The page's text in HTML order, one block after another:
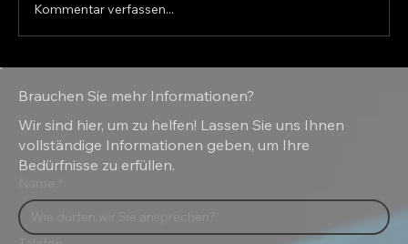
und Salzstreuer für den Winterdienst?
Kommentar verfassen...
Brauchen Sie mehr Informationen?
Wir sind hier, um zu helfen! Lassen Sie uns Ihnen
vollständige Informationen geben, um Ihre
Bedürfnisse zu erfüllen.